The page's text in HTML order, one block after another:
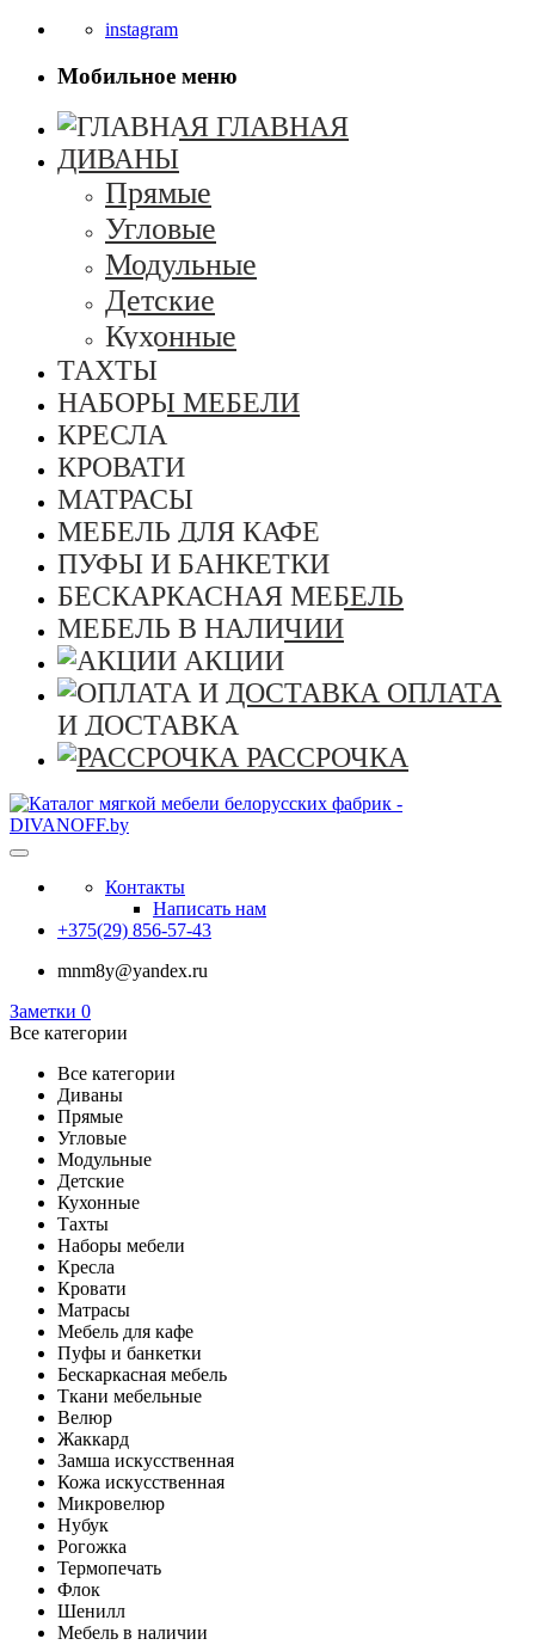
instagram
Мобильное меню
ГЛАВНАЯ
ДИВАНЫ
Прямые
Угловые
Модульные
Детские
Кухонные
ТАХТЫ
НАБОРЫ МЕБЕЛИ
КРЕСЛА
КРОВАТИ
МАТРАСЫ
МЕБЕЛЬ ДЛЯ КАФЕ
ПУФЫ И БАНКЕТКИ
БЕСКАРКАСНАЯ МЕБЕЛЬ
МЕБЕЛЬ В НАЛИЧИИ
АКЦИИ
ОПЛАТА
И ДОСТАВКА
РАССРОЧКА
Контакты
Написать нам
+375(29) 856-57-43
mnm8y@yandex.ru
Заметки 0
Все категории
Все категории
Диваны
Прямые
Угловые
Модульные
Детские
Кухонные
Тахты
Наборы мебели
Кресла
Кровати
Матрасы
Мебель для кафе
Пуфы и банкетки
Бескаркасная мебель
Ткани мебельные
Велюр
Жаккард
Замша искусственная
Кожа искусственная
Микровелюр
Нубук
Рогожка
Термопечать
Флок
Шенилл
Мебель в наличии